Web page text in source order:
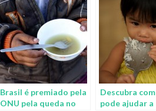
Brasil é premiado pela
ONU pela queda no
Descubra
pode ajudar a